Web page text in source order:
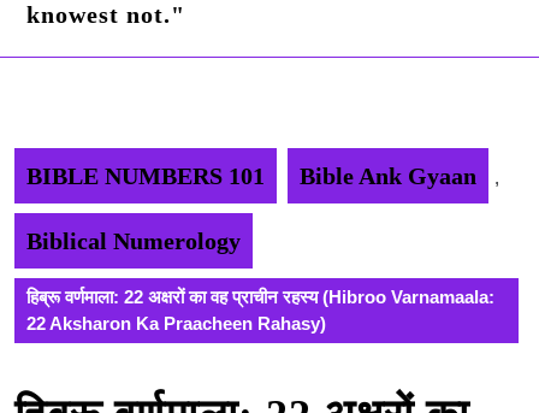
knowest not."
BIBLE NUMBERS 101 Bible Ank Gyaan ,
Biblical Numerology
हिब्रू वर्णमाला: 22 अक्षरों का वह प्राचीन रहस्य (Hibroo Varnamaala:
22 Aksharon Ka Praacheen Rahasy)